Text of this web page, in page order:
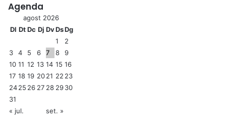
Agenda
agost 2026
Dl DtDc Dj DvDsDg
1
2
3
4 5 6 7 8
9
10 11 12 13 14 15 16
17 18 19 2021 22 23
2425 26 27 28 2930
31
« jul.
set. »